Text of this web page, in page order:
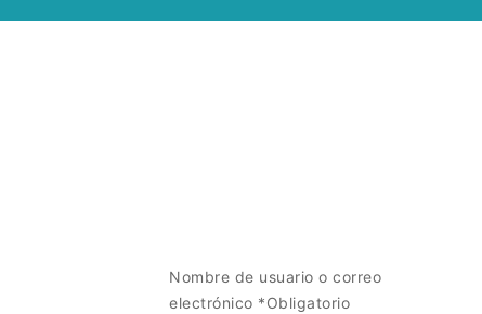
Nombre de usuario o correo
electrónico *Obligatorio